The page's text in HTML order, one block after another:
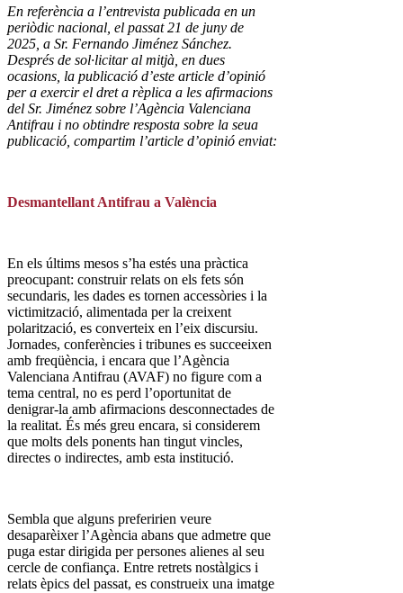
En referència a l’entrevista publicada en un
periòdic nacional, el passat 21 de juny de
2025, a Sr. Fernando Jiménez Sánchez.
Després de sol·licitar al mitjà, en dues
ocasions, la publicació d’este article d’opinió
per a exercir el dret a rèplica a les afirmacions
del Sr. Jiménez sobre l’Agència Valenciana
Antifrau i no obtindre resposta sobre la seua
publicació, compartim l’article d’opinió enviat:
Desmantellant Antifrau a València
En els últims mesos s’ha estés una pràctica
preocupant: construir relats on els fets són
secundaris, les dades es tornen accessòries i la
victimització, alimentada per la creixent
polarització, es converteix en l’eix discursiu.
Jornades, conferències i tribunes es succeeixen
amb freqüència, i encara que l’Agència
Valenciana Antifrau (AVAF) no figure com a
tema central, no es perd l’oportunitat de
denigrar-la amb afirmacions desconnectades de
la realitat. És més greu encara, si considerem
que molts dels ponents han tingut vincles,
directes o indirectes, amb esta institució.
Sembla que alguns preferirien veure
desaparèixer l’Agència abans que admetre que
puga estar dirigida per persones alienes al seu
cercle de confiança. Entre retrets nostàlgics i
relats èpics del passat, es construeix una imatge